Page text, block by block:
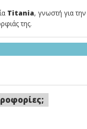
Titania, γνωστή για την
της.